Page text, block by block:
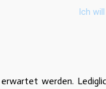
Ich
werden.